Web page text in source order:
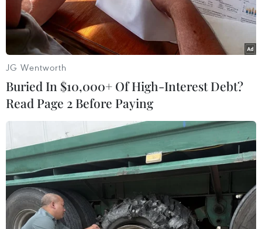
JG Wentworth
Buried In $10,000+ Of High-Interest Debt?
Read Page 2 Before Paying